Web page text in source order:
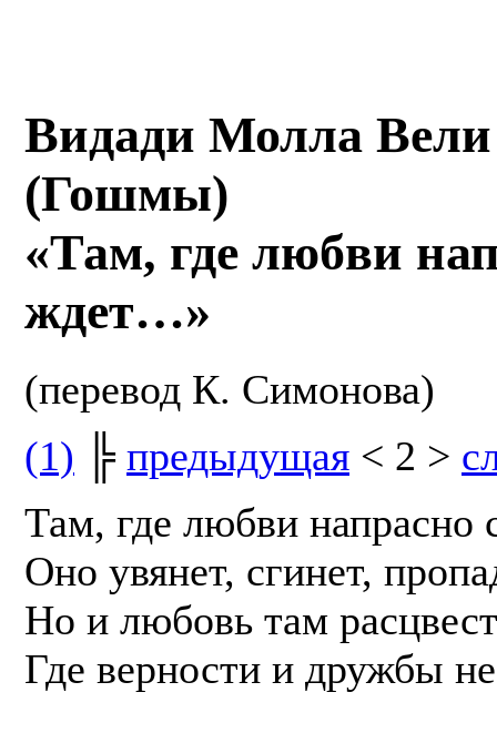
Видади Молла Вели
(Гошмы)
«Там, где любви
ждет…»
(перевод К. Симонова)
(1) ╠ предыдущая < 2 >
Там, где любви напрасно
Оно увянет, сгинет,
Но и любовь там
Где верности и дружбы